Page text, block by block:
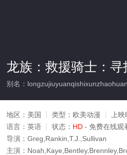
龙族：救援骑士：寻
别名：
地区： 美国 类型： 欧美动漫 上
语言： 英语 状态： HD - 免费在线观
导演： Greg,Rankin,T.J.,Sullivan
主演：